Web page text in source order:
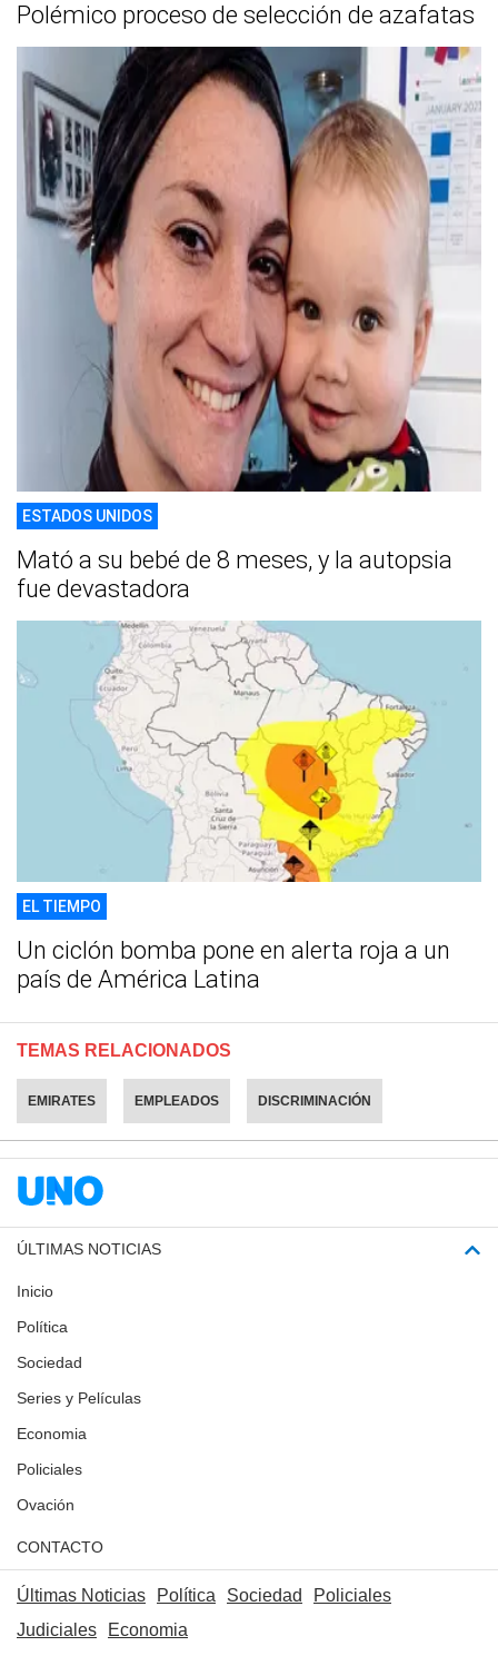
Polémico proceso de selección de azafatas
ESTADOS UNIDOS
Mató a su bebé de 8 meses, y la autopsia
fue devastadora
EL TIEMPO
Un ciclón bomba pone en alerta roja a un
país de América Latina
TEMAS RELACIONADOS
EMIRATES EMPLEADOS DISCRIMINACIÓN
ÚLTIMAS NOTICIAS
Inicio
Política
Sociedad
Series y Películas
Economia
Policiales
Ovación
CONTACTO
Últimas Noticias Política Sociedad
Policiales
Judiciales
Economia